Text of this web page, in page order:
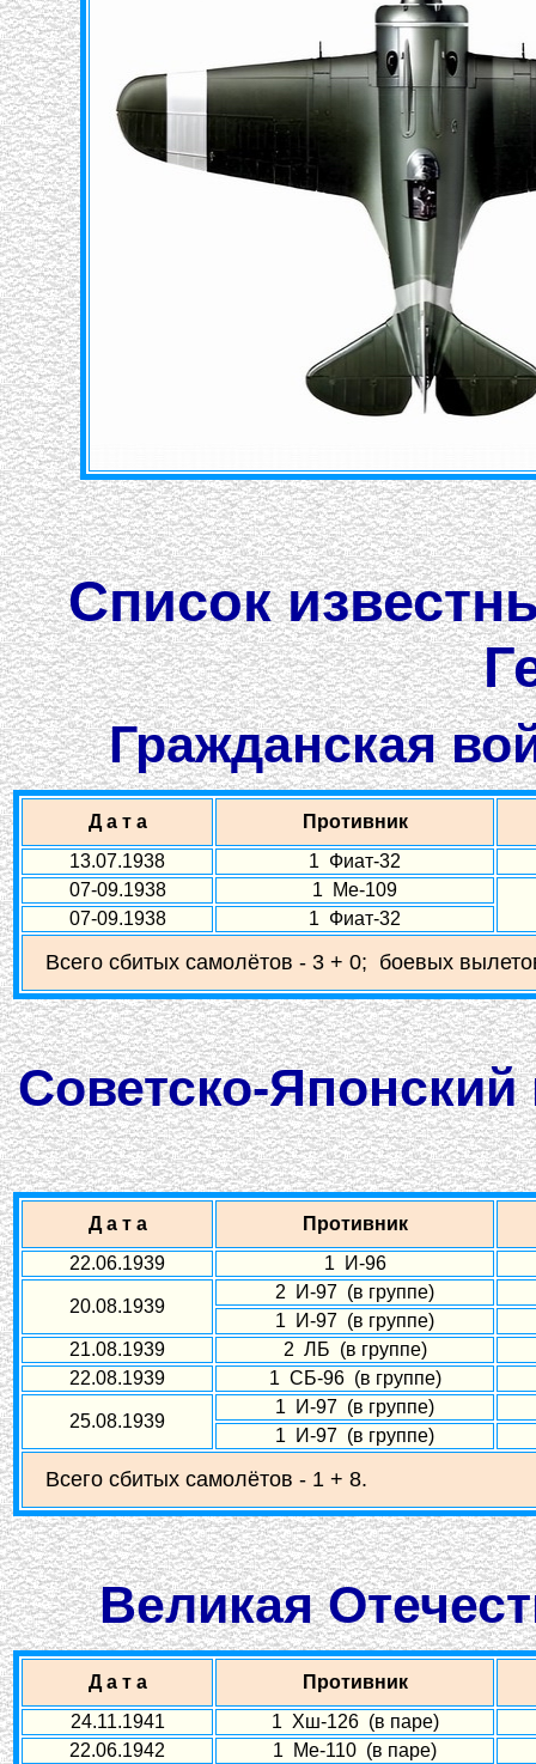
Список
Гражданская
Д а т а
Противник
13.07.1938
1 Фиат-32
07-09.1938
1 Ме-109
07-09.1938
1 Фиат-32
Всего сбитых самолётов - 3 + 0; боевых
Советско-
Д а т а
Противник
22.06.1939
1 И-96
20.08.1939
2 И-97 (в группе)
1 И-97 (в группе)
21.08.1939
2 ЛБ (в группе)
22.08.1939
1 СБ-96 (в группе)
25.08.1939
1 И-97 (в группе)
1 И-97 (в группе)
Всего сбитых самолётов - 1 + 8.
Великая
Д а т а
Противник
24.11.1941
1 Хш-126 (в паре)
22.06.1942
1 Ме-110 (в паре)